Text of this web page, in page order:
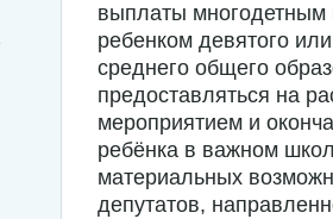
выплаты
ребенком девятого
среднего общего
предоставляться на
мероприятием и
ребёнка в важном
материальных
депутатов,